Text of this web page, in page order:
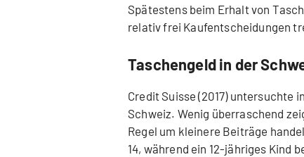
Spätestens beim Erhalt von
relativ frei Kaufentscheidungen
Taschengeld in der
Credit Suisse (2017) untersuchte
Schweiz. Wenig überraschend
Regel um kleinere Beiträge
14, während ein 12-jähriges Kind